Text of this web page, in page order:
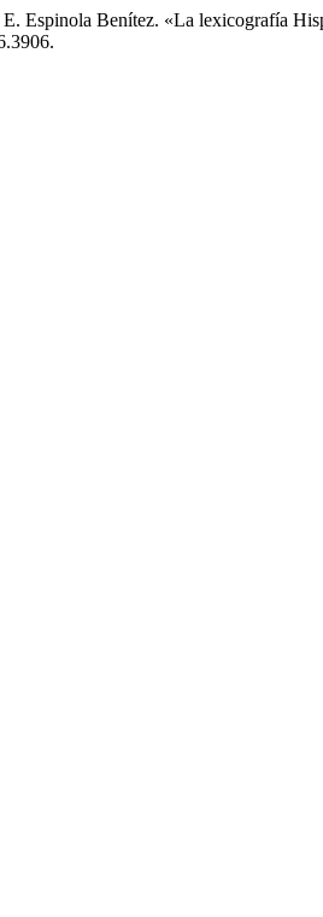
Espinola Benítez. «La lexicografía